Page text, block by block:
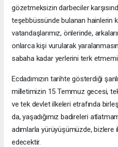
gözetmeksizin darbeciler
teşebbüssünde bulanan hainlerin
vatandaşlarımız, önlerinde,
onlarca kişi vurularak
sabaha kadar yerlerini terk
Ecdadımızın tarihte gösterdiği
milletimizin 15 Temmuz gecesi,
ve tek devlet ilkeleri etrafında
da, yaşadığımız badireleri
adımlarla yürüyüşümüzde, bizlere
edecektir.